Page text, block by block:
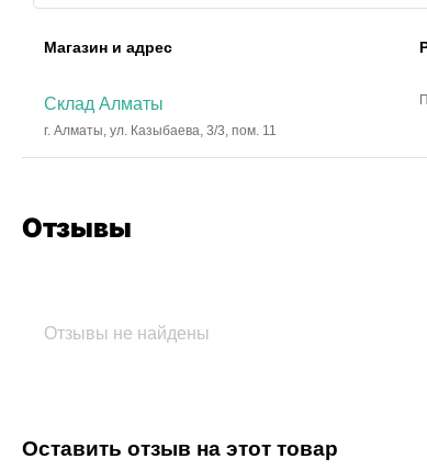
Магазин и адрес
Склад Алматы
г. Алматы, ул. Казыбаева, 3/3, пом. 11
Отзывы
Отзывы не найдены
Оставить отзыв на этот товар